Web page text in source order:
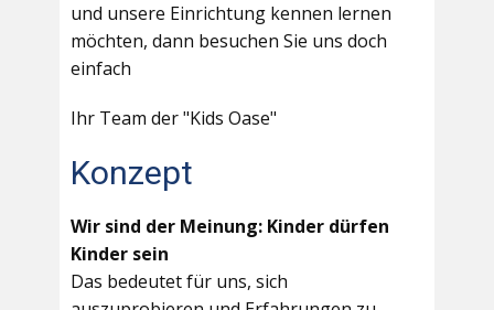
und unsere Einrichtung kennen lernen
möchten, dann besuchen Sie uns doch
einfach
Ihr Team der "Kids Oase"
Konzept
Wir sind der Meinung: Kinder dürfen
Kinder sein
Das bedeutet für uns, sich